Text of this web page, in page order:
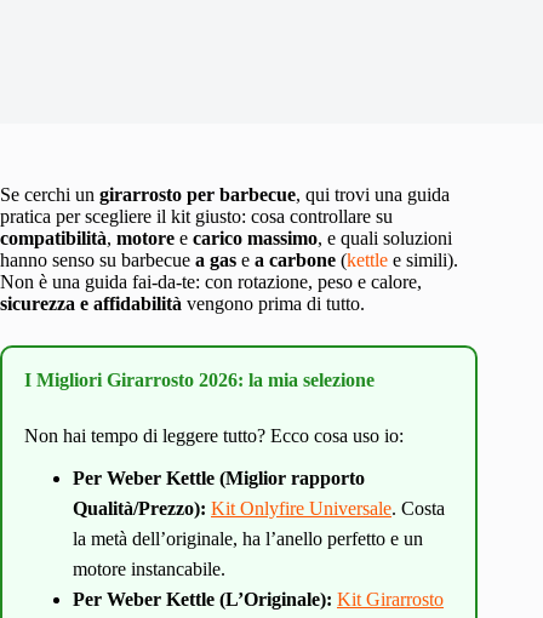
Se cerchi un girarrosto per barbecue, qui trovi una guida
pratica per scegliere il kit giusto: cosa controllare su
compatibilità, motore e carico massimo, e quali soluzioni
hanno senso su barbecue a gas e a carbone (kettle e simili).
Non è una guida fai-da-te: con rotazione, peso e calore,
sicurezza e affidabilità vengono prima di tutto.
I Migliori Girarrosto 2026: la mia selezione
Non hai tempo di leggere tutto? Ecco cosa uso io:
Per Weber Kettle (Miglior rapporto
Qualità/Prezzo): Kit Onlyfire Universale. Costa
la metà dell’originale, ha l’anello perfetto e un
motore instancabile.
Per Weber Kettle (L’Originale): Kit Girarrosto